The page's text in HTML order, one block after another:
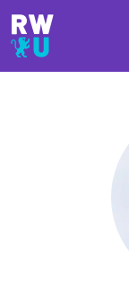
Direkt zum Inhalt
Direkt zur
Direkt zum